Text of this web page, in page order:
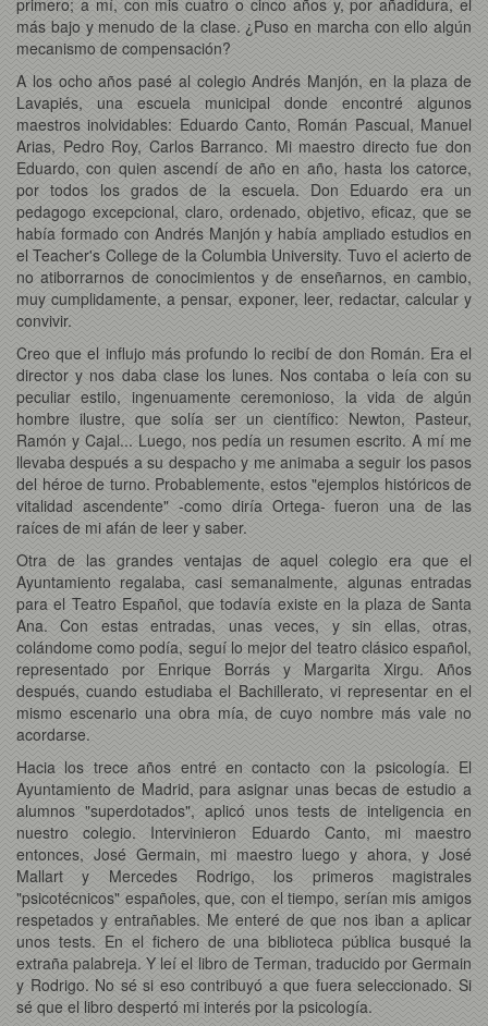
más bajo y menudo de la clase. ¿Puso en marcha con ello algún
mecanismo de compensación?
A los ocho años pasé al colegio Andrés Manjón, en la plaza de
Lavapiés, una escuela municipal donde encontré algunos
maestros inolvidables: Eduardo Canto, Román Pascual, Manuel
Arias, Pedro Roy, Carlos Barranco. Mi maestro directo fue don
Eduardo, con quien ascendí de año en año, hasta los catorce,
por todos los grados de la escuela. Don Eduardo era un
pedagogo excepcional, claro, ordenado, objetivo, eficaz, que se
había formado con Andrés Manjón y había ampliado estudios en
el Teacher's College de la Columbia University. Tuvo el acierto de
no atiborrarnos de conocimientos y de enseñarnos, en cambio,
muy cumplidamente, a pensar, exponer, leer, redactar, calcular y
convivir.
Creo que el influjo más profundo lo recibí de don Román. Era el
director y nos daba clase los lunes. Nos contaba o leía con su
peculiar estilo, ingenuamente ceremonioso, la vida de algún
hombre ilustre, que solía ser un científico: Newton, Pasteur,
Ramón y Cajal... Luego, nos pedía un resumen escrito. A mí me
llevaba después a su despacho y me animaba a seguir los pasos
del héroe de turno. Probablemente, estos "ejemplos históricos de
vitalidad ascendente" -como diría Ortega- fueron una de las
raíces de mi afán de leer y saber.
Otra de las grandes ventajas de aquel colegio era que el
Ayuntamiento regalaba, casi semanalmente, algunas entradas
para el Teatro Español, que todavía existe en la plaza de Santa
Ana. Con estas entradas, unas veces, y sin ellas, otras,
colándome como podía, seguí lo mejor del teatro clásico español,
representado por Enrique Borrás y Margarita Xirgu. Años
después, cuando estudiaba el Bachillerato, vi representar en el
mismo escenario una obra mía, de cuyo nombre más vale no
acordarse.
Hacia los trece años entré en contacto con la psicología. El
Ayuntamiento de Madrid, para asignar unas becas de estudio a
alumnos "superdotados", aplicó unos tests de inteligencia en
nuestro colegio. Intervinieron Eduardo Canto, mi maestro
entonces, José Germain, mi maestro luego y ahora, y José
Mallart y Mercedes Rodrigo, los primeros magistrales
"psicotécnicos" españoles, que, con el tiempo, serían mis amigos
respetados y entrañables. Me enteré de que nos iban a aplicar
unos tests. En el fichero de una biblioteca pública busqué la
extraña palabreja. Y leí el libro de Terman, traducido por Germain
y Rodrigo. No sé si eso contribuyó a que fuera seleccionado. Si
sé que el libro despertó mi interés por la psicología.